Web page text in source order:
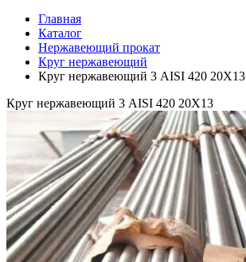
Главная
Каталог
Нержавеющий прокат
Круг нержавеющий
Круг нержавеющий 3 AISI 420 20Х13
Круг нержавеющий 3 AISI 420 20Х13